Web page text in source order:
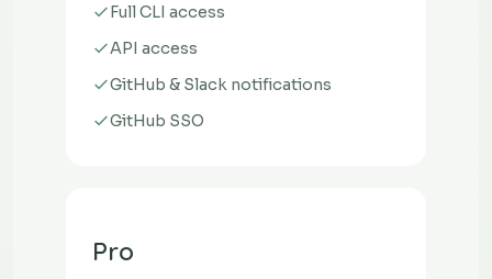
Full CLI access
API access
GitHub & Slack notifications
GitHub SSO
Pro